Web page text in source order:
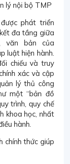
lý nội bộ TMP
phát triển
đa tầng giữa
văn bản của
luật hiện hành.
chiếu và truy
xác và cập
lý thủ công
một “bản đồ
trình, quy chế
khoa học, nhất
hành.
chính thức giúp